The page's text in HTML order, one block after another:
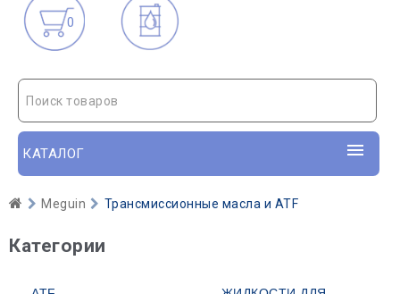
0
Поиск товаров
КАТАЛОГ
Meguin Трансмиссионные масла и ATF
Категории